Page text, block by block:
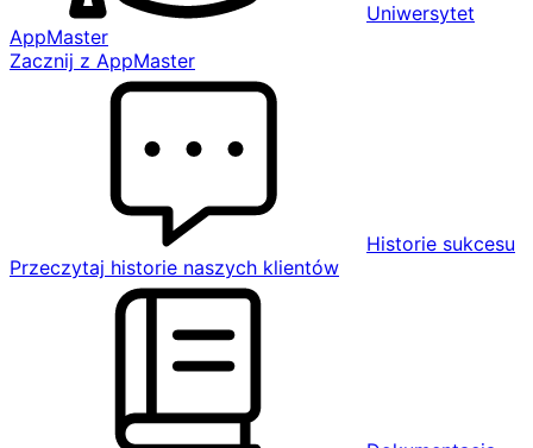
Uniwersytet
AppMaster
Zacznij z AppMaster
Historie sukcesu
Przeczytaj historie naszych klientów